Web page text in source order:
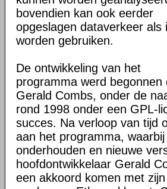
bovendien kan ook eerder
opgeslagen dataverkeer als
worden gebruiken.
De ontwikkeling van het
programma werd begonnen
Gerald Combs, onder de
rond 1998 onder een GPL-
succes. Na verloop van tijd
aan het programma,
onderhouden en nieuwe
hoofdontwikkelaar Gerald
een akkoord komen met